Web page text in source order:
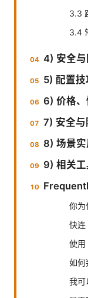
3.3
3.4
4) 安全
5) 配置
6) 价格
7) 安全与
8) 场景实
9) 相关
你为
快连
使用
如何
我可